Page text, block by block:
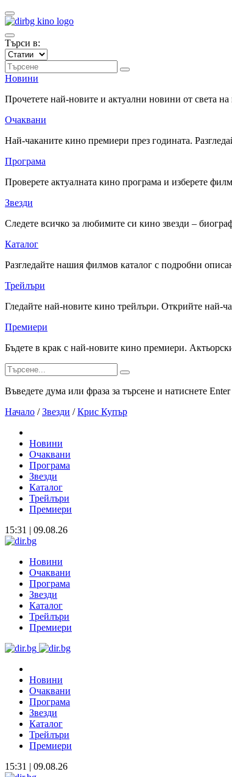
Търси в:
Новини
Прочетете най-новите и актуални новини от света
Очаквани
Най-чаканите кино премиери през годината.
Програма
Проверете актуалната кино програма и изберете
Звезди
Следете всичко за любимите си кино звезди –
Каталог
Разгледайте нашия филмов каталог с подробни
Трейлъри
Гледайте най-новите кино трейлъри. Открийте най-
Премиери
Бъдете в крак с най-новите кино премиери.
Въведете дума или фраза за търсене и натиснете Enter
Начало / Звезди / Крис Купър
Новини
Очаквани
Програма
Звезди
Каталог
Трейлъри
Премиери
15:31 | 09.08.26
Новини
Очаквани
Програма
Звезди
Каталог
Трейлъри
Премиери
Новини
Очаквани
Програма
Звезди
Каталог
Трейлъри
Премиери
15:31 | 09.08.26